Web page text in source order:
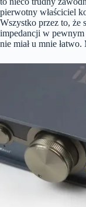
pierwotny właściciel
Wszystko przez to, że
impedancji w
nie miał u mnie